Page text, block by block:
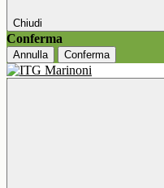
Chiudi
Conferma
Annulla Conferma